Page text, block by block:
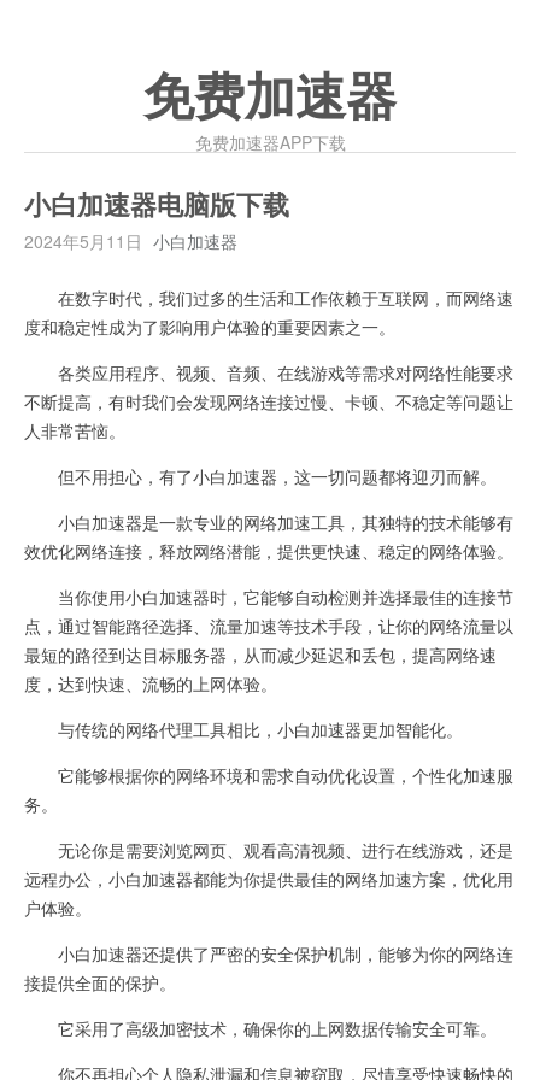
免费加速器
免费加速器APP下载
小白加速器电脑版下载
2024年5月11日 小白加速器
在数字时代，我们过多的生活和工作依赖于互联网，而网络速
度和稳定性成为了影响用户体验的重要因素之一。
各类应用程序、视频、音频、在线游戏等需求对网络性能要求
不断提高，有时我们会发现网络连接过慢、卡顿、不稳定等问题让
人非常苦恼。
但不用担心，有了小白加速器，这一切问题都将迎刃而解。
小白加速器是一款专业的网络加速工具，其独特的技术能够有
效优化网络连接，释放网络潜能，提供更快速、稳定的网络体验。
当你使用小白加速器时，它能够自动检测并选择最佳的连接节
点，通过智能路径选择、流量加速等技术手段，让你的网络流量以
最短的路径到达目标服务器，从而减少延迟和丢包，提高网络速
度，达到快速、流畅的上网体验。
与传统的网络代理工具相比，小白加速器更加智能化。
它能够根据你的网络环境和需求自动优化设置，个性化加速服
务。
无论你是需要浏览网页、观看高清视频、进行在线游戏，还是
远程办公，小白加速器都能为你提供最佳的网络加速方案，优化用
户体验。
小白加速器还提供了严密的安全保护机制，能够为你的网络连
接提供全面的保护。
它采用了高级加密技术，确保你的上网数据传输安全可靠。
你不再担心个人隐私泄漏和信息被窃取，尽情享受快速畅快的